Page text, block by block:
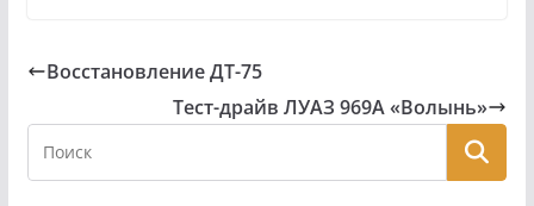
Восстановление ДТ-75
Тест-драйв ЛУАЗ 969А «Волынь»